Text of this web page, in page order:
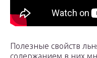
Полезные свойств
содержанием в них